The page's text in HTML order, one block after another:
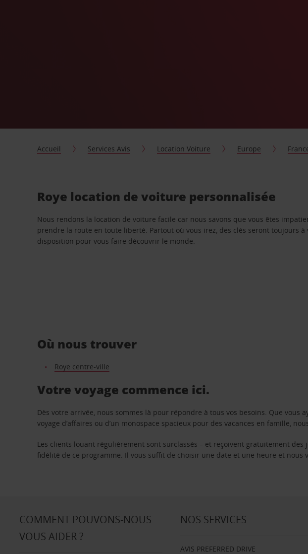
Accueil Services Avis Location Voiture Europe
Roye location de voiture personnalisée
Nous rendons la location de voiture facile car nous savons que vous êtes
prendre la route en toute liberté. Partout où vous irez, des clés seront toujours à
disposition pour vous faire découvrir le monde.
Où nous trouver
Roye centre-ville
Votre voyage commence ici.
Dès votre arrivée, nous sommes là pour répondre à tous vos besoins. Que
voyage d’affaires ou d’un monospace spacieux pour des vacances en famille,
Les clients louant régulièrement sont surclassés – et reçoivent gratuitement
fidélité de ce programme. Il vous suffit de choisir une date et une heure et
COMMENT POUVONS-NOUS
VOUS AIDER ?
NOS SERVICES
AVIS PREFERRED DRIVE